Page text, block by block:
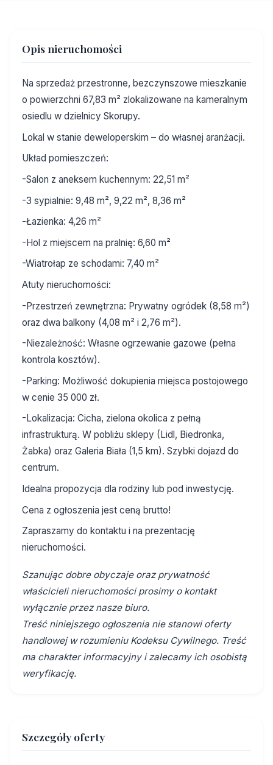
Opis nieruchomości
Na sprzedaż przestronne, bezczynszowe mieszkanie
o powierzchni 67,83 m² zlokalizowane na kameralnym
osiedlu w dzielnicy Skorupy.
Lokal w stanie deweloperskim – do własnej aranżacji.
Układ pomieszczeń:
-Salon z aneksem kuchennym: 22,51 m²
-3 sypialnie: 9,48 m², 9,22 m², 8,36 m²
-Łazienka: 4,26 m²
-Hol z miejscem na pralnię: 6,60 m²
-Wiatrołap ze schodami: 7,40 m²
Atuty nieruchomości:
-Przestrzeń zewnętrzna: Prywatny ogródek (8,58 m²)
oraz dwa balkony (4,08 m² i 2,76 m²).
-Niezależność: Własne ogrzewanie gazowe (pełna
kontrola kosztów).
-Parking: Możliwość dokupienia miejsca postojowego
w cenie 35 000 zł.
-Lokalizacja: Cicha, zielona okolica z pełną
infrastrukturą. W pobliżu sklepy (Lidl, Biedronka,
Żabka) oraz Galeria Biała (1,5 km). Szybki dojazd do
centrum.
Idealna propozycja dla rodziny lub pod inwestycję.
Cena z ogłoszenia jest ceną brutto!
Zapraszamy do kontaktu i na prezentację
nieruchomości.
Szanując dobre obyczaje oraz prywatność
właścicieli nieruchomości prosimy o kontakt
wyłącznie przez nasze biuro.
Treść niniejszego ogłoszenia nie stanowi oferty
handlowej w rozumieniu Kodeksu Cywilnego. Treść
ma charakter informacyjny i zalecamy ich osobistą
weryfikację.
Szczegóły oferty